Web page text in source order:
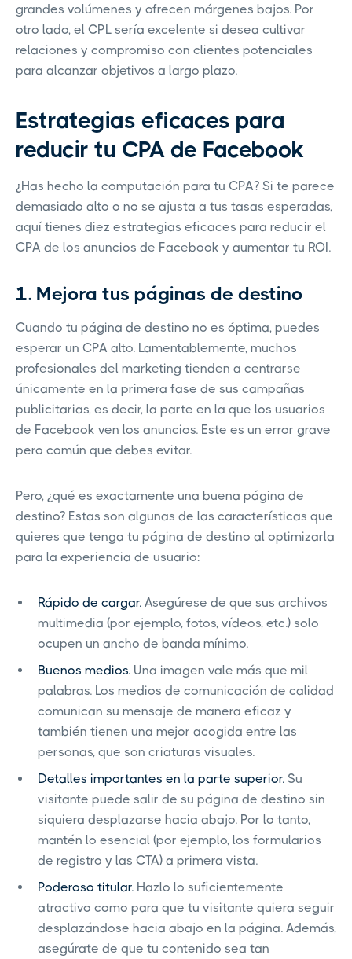
grandes volúmenes y ofrecen márgenes bajos. Por
otro lado, el CPL sería excelente si desea cultivar
relaciones y compromiso con clientes potenciales
para alcanzar objetivos a largo plazo.
Estrategias eficaces para
reducir tu CPA de Facebook
¿Has hecho la computación para tu CPA? Si te parece
demasiado alto o no se ajusta a tus tasas esperadas,
aquí tienes diez estrategias eficaces para reducir el
CPA de los anuncios de Facebook y aumentar tu ROI.
1. Mejora tus páginas de destino
Cuando tu página de destino no es óptima, puedes
esperar un CPA alto. Lamentablemente, muchos
profesionales del marketing tienden a centrarse
únicamente en la primera fase de sus campañas
publicitarias, es decir, la parte en la que los usuarios
de Facebook ven los anuncios. Este es un error grave
pero común que debes evitar.
Pero, ¿qué es exactamente una buena página de
destino? Estas son algunas de las características que
quieres que tenga tu página de destino al optimizarla
para la experiencia de usuario:
Rápido de cargar. Asegúrese de que sus archivos
multimedia (por ejemplo, fotos, vídeos, etc.) solo
ocupen un ancho de banda mínimo.
Buenos medios. Una imagen vale más que mil
palabras. Los medios de comunicación de calidad
comunican su mensaje de manera eficaz y
también tienen una mejor acogida entre las
personas, que son criaturas visuales.
Detalles importantes en la parte superior. Su
visitante puede salir de su página de destino sin
siquiera desplazarse hacia abajo. Por lo tanto,
mantén lo esencial (por ejemplo, los formularios
de registro y las CTA) a primera vista.
Poderoso titular. Hazlo lo suficientemente
atractivo como para que tu visitante quiera seguir
desplazándose hacia abajo en la página. Además,
asegúrate de que tu contenido sea tan